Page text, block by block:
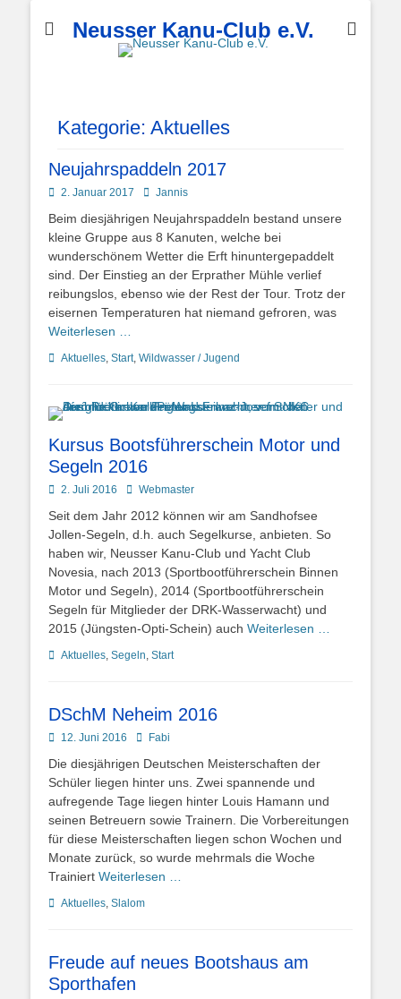
Neusser Kanu-Club e.V.
Kategorie: Aktuelles
Neujahrspaddeln 2017
Posted
2. Januar 2017 AutorJannis
Beim diesjährigen Neujahrspaddeln bestand unsere
kleine Gruppe aus 8 Kanuten, welche bei
wunderschönem Wetter die Erft hinuntergepaddelt
sind. Der Einstieg an der Erprather Mühle verlief
reibungslos, ebenso wie der Rest der Tour. Trotz der
eisernen Temperaturen hat niemand gefroren, was
Weiterlesen …
Kategorien
Aktuelles, Start, Wildwasser / Jugend
Kursus Bootsführerschein Motor und
Segeln 2016
Posted
2. Juli 2016 AutorWebmaster
Seit dem Jahr 2012 können wir am Sandhofsee
Jollen-Segeln, d.h. auch Segelkurse, anbieten. So
haben wir, Neusser Kanu-Club und Yacht Club
Novesia, nach 2013 (Sportbootführerschein Binnen
Motor und Segeln), 2014 (Sportbootführerschein
Segeln für Mitglieder der DRK-Wasserwacht) und
2015 (Jüngsten-Opti-Schein) auch Weiterlesen …
Kategorien
Aktuelles, Segeln, Start
DSchM Neheim 2016
Posted
12. Juni 2016 AutorFabi
Die diesjährigen Deutschen Meisterschaften der
Schüler liegen hinter uns. Zwei spannende und
aufregende Tage liegen hinter Louis Hamann und
seinen Betreuern sowie Trainern. Die Vorbereitungen
für diese Meisterschaften liegen schon Wochen und
Monate zurück, so wurde mehrmals die Woche
Trainiert Weiterlesen …
Kategorien
Aktuelles, Slalom
Freude auf neues Bootshaus am
Sporthafen